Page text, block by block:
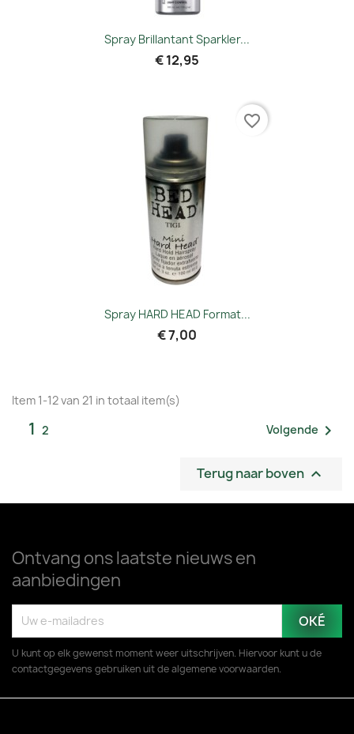
Spray Brillantant Sparkler...
€ 12,95
Spray HARD HEAD Format...
€ 7,00
favorite_border
Item 1-12 van 21 in totaal item(s)
1 2 Volgende 
Terug naar boven 
Ontvang ons laatste nieuws en
aanbiedingen
U kunt op elk gewenst moment weer uitschrijven. Hiervoor kunt u de
contactgegevens gebruiken uit de algemene voorwaarden.